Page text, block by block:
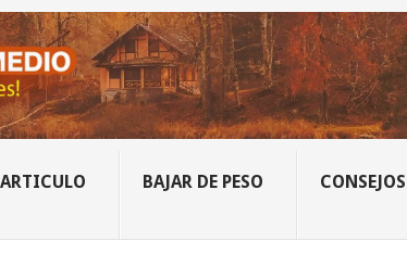
ARTICULO BAJAR DE PESO CONSEJOS